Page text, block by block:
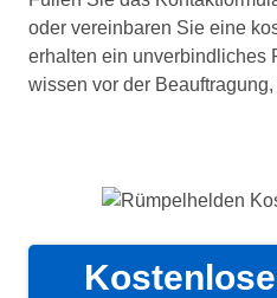
oder vereinbaren Sie eine
erhalten ein unverbindliches
wissen vor der